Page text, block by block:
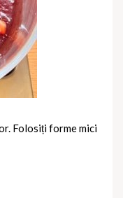
Folosiți forme mici